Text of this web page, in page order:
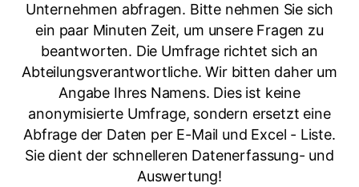
Unternehmen abfragen. Bitte nehmen Sie sich
ein paar Minuten Zeit, um unsere Fragen zu
beantworten. Die Umfrage richtet sich an
Abteilungsverantwortliche. Wir bitten daher um
Angabe Ihres Namens. Dies ist keine
anonymisierte Umfrage, sondern ersetzt eine
Abfrage der Daten per E-Mail und Excel - Liste.
Sie dient der schnelleren Datenerfassung- und
Auswertung!